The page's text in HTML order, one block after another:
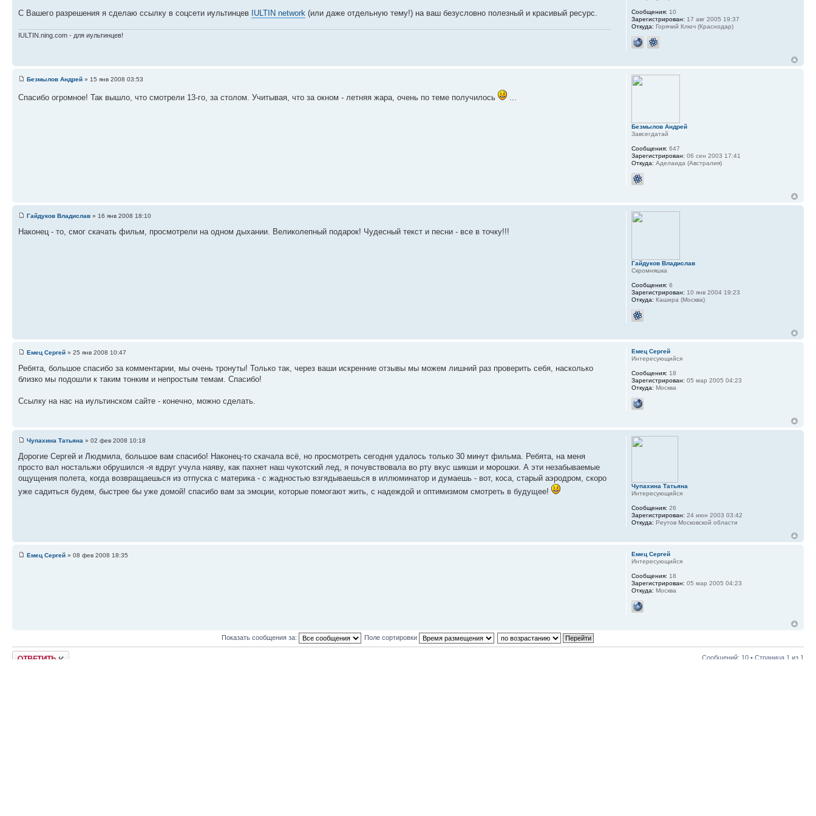
С Вашего разрешения я сделаю ссылку в соцсети иультинцев IULTIN network (или даже отдельную тему!) на ваш безусловно полезный и красивый ресурс.
IULTIN.ning.com - для иультинцев!
Сообщения: 10
Зарегистрирован: 17 авг 2005 19:37
Откуда: Горячий Ключ (Краснодар)
Безмылов Андрей » 15 янв 2008 03:53
Спасибо огромное! Так вышло, что смотрели 13-го, за столом. Учитывая, что за окном - летняя жара, очень по теме получилось
Безмылов Андрей
Завсегдатай
Сообщения: 647
Зарегистрирован: 06 сен 2003 17:41
Откуда: Аделаида (Австралия)
Гайдуков Владислав » 16 янв 2008 18:10
Наконец - то, смог скачать фильм, просмотрели на одном дыхании. Великолепный подарок! Чудесный текст и песни - все в точку!!!
Гайдуков Владислав
Скромняшка
Сообщения: 6
Зарегистрирован: 10 янв 2004 19:23
Откуда: Кашира (Москва)
Емец Сергей » 25 янв 2008 10:47
Ребята, большое спасибо за комментарии, мы очень тронуты! Только так, через ваши искренние отзывы мы можем лишний раз проверить себя, насколько
близко мы подошли к таким тонким и непростым темам. Спасибо!
Ссылку на нас на иультинском сайте - конечно, можно сделать.
Емец Сергей
Интересующийся
Сообщения: 18
Зарегистрирован: 05 мар 2005 04:23
Откуда: Москва
Чупахина Татьяна » 02 фев 2008 10:18
Дорогие Сергей и Людмила, большое вам спасибо! Наконец-то скачала всё, но просмотреть сегодня удалось только 30 минут фильма. Ребята, на меня
просто вал ностальжи обрушился -я вдруг учула наяву, как пахнет наш чукотский лед, я почувствовала во рту вкус шикши и морошки. А эти незабываемые
ощущения полета, когда возвращаешься из отпуска с материка - с жадностью взгядываешься в иллюминатор и думаешь - вот, коса, старый аэродром, скоро
уже садиться будем, быстрее бы уже домой! спасибо вам за эмоции, которые помогают жить, с надеждой и оптимизмом смотреть в будущее!
Чупахина Татьяна
Интересующийся
Сообщения: 26
Зарегистрирован: 24 июн 2003 03:42
Откуда: Реутов Московской области
Емец Сергей » 08 фев 2008 18:35
Емец Сергей
Интересующийся
Сообщения: 18
Зарегистрирован: 05 мар 2005 04:23
Откуда: Москва
Показать сообщения за: Поле сортировки
Ответить Сообщений: 10 • Страница 1 из 1